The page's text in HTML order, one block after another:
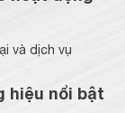
và dịch vụ
hiệu nổi bật